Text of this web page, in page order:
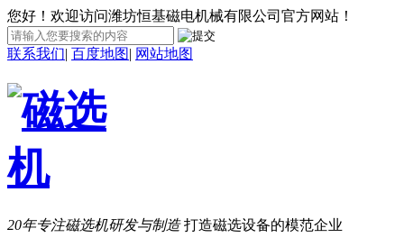
您好！欢迎访问潍坊恒基磁电机械有限公司官方网站！
联系我们| 百度地图| 网站地图
20年专注磁选机研发与制造 打造磁选设备的模范企业